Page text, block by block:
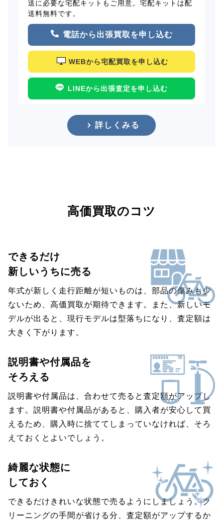
送に必要な宅配キットもご用意。宅配キットは配
送料無料です。
電話から出張買取を申し込む
WEBから宅配買取を申し込む
LINEから出張査定を申し込む
詳しくみる
高価買取のコツ
できるだけ
新しいうちに売る
年式が新しく走行距離が短いものは、部品の傷みも少
ないため、高価買取が期待できます。また、新しいモ
デルが出ると、現行モデルは型落ちになり、査定額は
大きく下がります。
説明書や付属品を
そろえる
説明書や付属品は、合わせて売ると査定額がアップし
ます。説明書や付属品があると、購入者が安心して買
えるため、購入時に捨ててしまっていなければ、そろ
えておくとよいでしょう。
綺麗な状態に
しておく
できるだけきれいな状態で売るようにしましょう。ク
リーニングの手間が省ける分、査定額がアップするか